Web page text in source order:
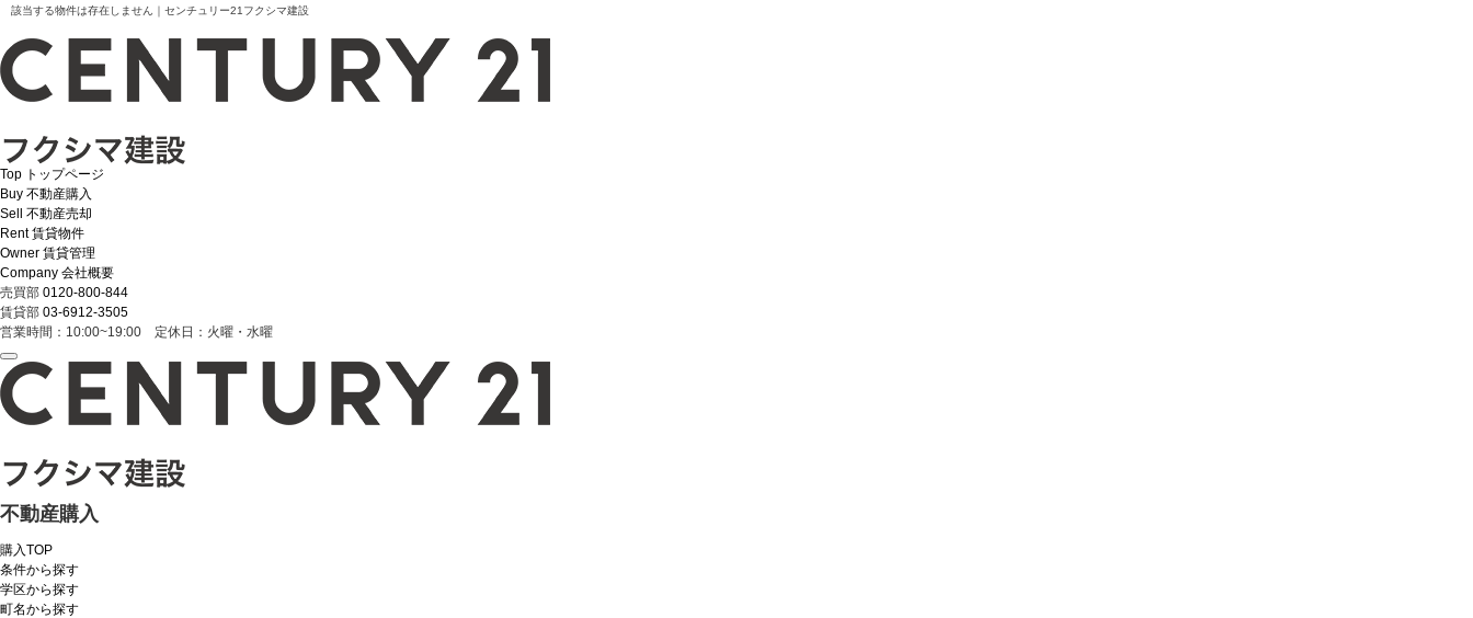
該当する物件は存在しません｜センチュリー21フクシマ建設
Top トップページ
Buy 不動産購入
Sell
不動産売却
Rent 賃貸物件
Owner 賃貸管理
Company 会社概要
売買部 0120-800-844
賃貸部 03-6912-3505
営業時間：10:00~19:00 定休日：火曜・水曜
不動産購入
購入TOP
条件から探す
学区から探す
町名から探す